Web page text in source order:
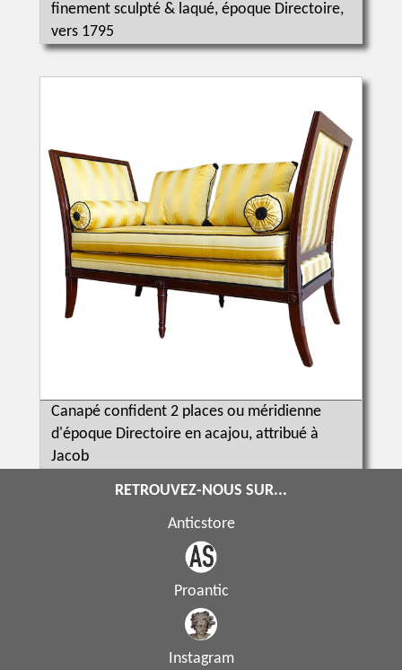
finement sculpté & laqué, époque Directoire,
vers 1795
Canapé confident 2 places ou méridienne
d'époque Directoire en acajou, attribué à
Jacob
RETROUVEZ-NOUS SUR...
Anticstore
Proantic
Instagram